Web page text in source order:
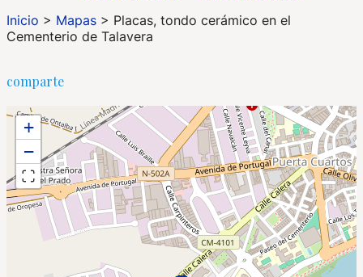
Inicio > Mapas > Placas, tondo cerámico en el
Cementerio de Talavera
comparte
+
−